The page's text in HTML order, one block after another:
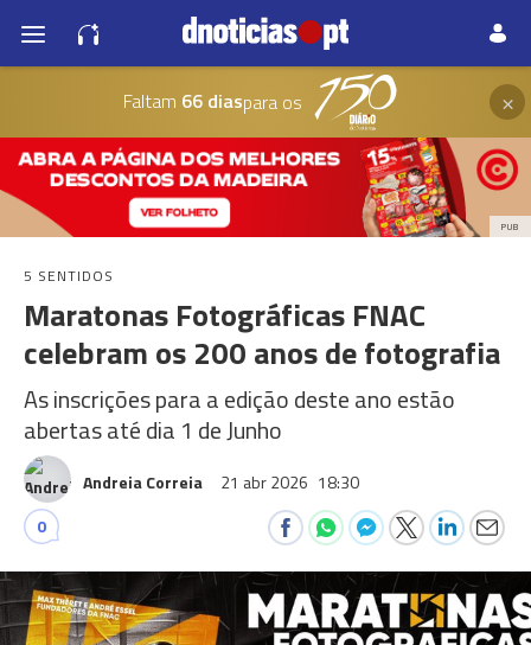
Faltam 66 diaspara os ×
PUB
5 SENTIDOS
Maratonas Fotográficas FNAC
celebram os 200 anos de fotografia
As inscrições para a edição deste ano estão
abertas até dia 1 de Junho
Andreia Correia 21 abr 2026 18:30
0